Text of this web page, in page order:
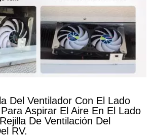
Del Ventilador Con El Lado
Aspirar El Aire En El Lado
De Ventilación Del
RV.